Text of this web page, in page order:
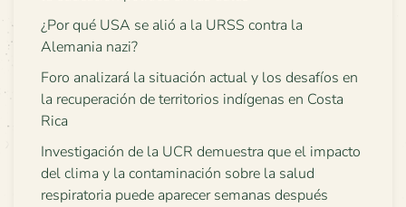
¿Por qué USA se alió a la URSS contra la
Alemania nazi?
Foro analizará la situación actual y los desafíos en
la recuperación de territorios indígenas en Costa
Rica
Investigación de la UCR demuestra que el impacto
del clima y la contaminación sobre la salud
respiratoria puede aparecer semanas después